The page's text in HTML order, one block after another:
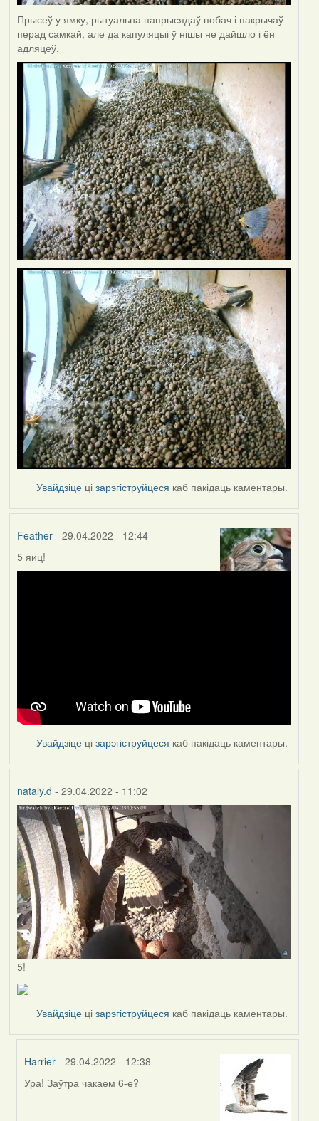
Прысеў у ямку, рытуальна папрысядаў побач і пакрычаў
перад самкай, але да капуляцыі ў нішы не дайшло і ён
адляцеў.
Увайдзіце цізарэгіструйцеся каб пакідаць каментары.
Feather- 29.04.2022 - 12:44
5 яиц!
Увайдзіце цізарэгіструйцеся каб пакідаць каментары.
nataly.d - 29.04.2022 - 11:02
5!
Увайдзіце цізарэгіструйцеся каб пакідаць каментары.
Harrier - 29.04.2022 - 12:38
In
Ура! Заўтра чакаем 6-е?